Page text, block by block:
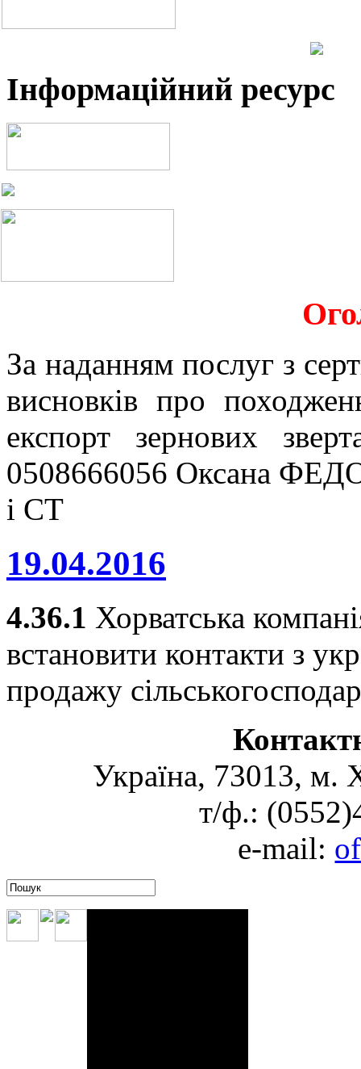
Інформаційний ресурс
За наданням послуг з
висновків про
експорт зернових
0508666056 Оксана
і СТ
19.04.2016
4.36.1 Хорватська
встановити контакти з
продажу
Україна, 73013, м.
т/ф.:
e-mail: